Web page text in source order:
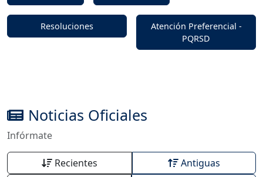
Resoluciones
Atención Preferencial -
PQRSD
Noticias Oficiales
Infórmate
Recientes
Antiguas